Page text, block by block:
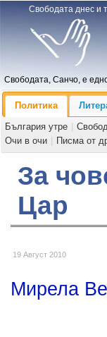
Свободата днес и
Свободата, Санчо, е
Политика
България утре
Очи в очи
Писма от
За
Цар
19 Август 2010
Мирела